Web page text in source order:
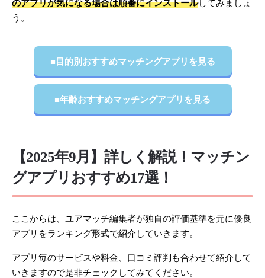
のアプリが気になる場合は順番にインストールしてみましょ
う。
■目的別おすすめマッチングアプリを見る
■年齢おすすめマッチングアプリを見る
【2025年9月】詳しく解説！マッチン
グアプリおすすめ17選！
ここからは、ユアマッチ編集者が独自の評価基準を元に優良
アプリをランキング形式で紹介していきます。
アプリ毎のサービスや料金、口コミ評判も合わせて紹介して
いきますので是非チェックしてみてください。